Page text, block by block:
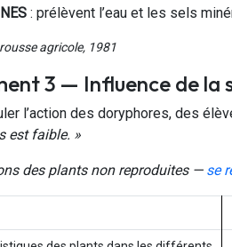
: prélèvent l’eau et les sels
agricole, 1981
3 — Influence de la
l’action des doryphores, des
est faible. »
des plants non reproduites — se